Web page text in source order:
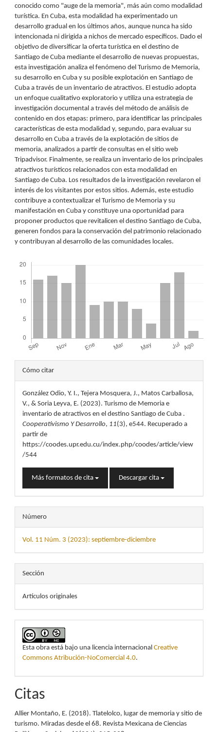
conocido como "auge de la memoria", más aún como modalidad
turística. En Cuba, esta modalidad ha experimentado un
desarrollo gradual en los últimos años, aunque nunca ha sido
intencionada ni dirigida a nichos de mercado específicos. Dado el
objetivo de diversificar la oferta turística en el destino de
Santiago de Cuba mediante el desarrollo de nuevas propuestas,
esta investigación analiza el fenómeno del Turismo de Memoria,
su desarrollo en Cuba y su posible explotación en Santiago de
Cuba a través de un inventario de atractivos. El estudio adopta
un enfoque cualitativo exploratorio y utiliza una estrategia de
investigación documental a través del método de análisis de
contenido en dos etapas: primero, para identificar las principales
características de esta modalidad y, segundo, para evaluar su
desarrollo en Cuba a través de la explotación de sitios de
memoria, analizados a partir de consultas en el sitio web
Tripadvisor. Finalmente, se realiza un inventario de los principales
atractivos turísticos relacionados con esta modalidad en
Santiago de Cuba. Los resultados de la investigación revelaron el
interés de los visitantes por estos sitios. Además, este estudio
contribuye a contextualizar el Turismo de Memoria y su
manifestación en Cuba y constituye una oportunidad para
proponer productos que revitalicen el destino Santiago de Cuba,
generen fondos para la conservación del patrimonio relacionado
y contribuyan al desarrollo de las comunidades locales.
Detalles
del
artículo
Cómo citar
González Odio, Y. I., Tejera Mosquera, J., Matos Carballosa,
V., & Soria Leyva, E. (2023). Turismo de Memoria e
inventario de atractivos en el destino Santiago de Cuba .
Cooperativismo Y Desarrollo, 11(3), e544. Recuperado a
partir de
https://coodes.upr.edu.cu/index.php/coodes/article/view
/544
Más formatos de cita Descargar cita
Número
Vol. 11 Núm. 3 (2023): septiembre-diciembre
Sección
Artículos originales
Esta obra está bajo una licencia internacional Creative
Commons Atribución-NoComercial 4.0.
Citas
Allier Montaño, E. (2018). Tlatelolco, lugar de memoria y sitio de
turismo. Miradas desde el 68. Revista Mexicana de Ciencias